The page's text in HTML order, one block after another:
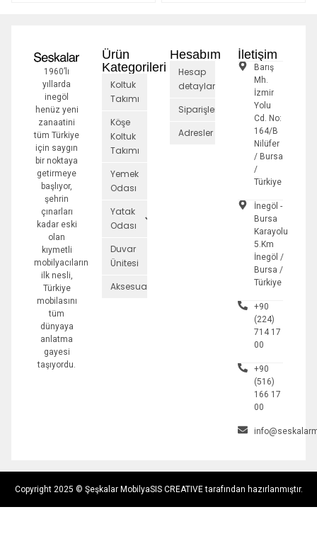
1960’lı
yıllarda
inegöl
henüz yeni
zanaatini
tüm Türkiye
için saygın
bir noktaya
getirmeye
başlıyor,
şehrin
çınarları
kadar eski
olan
kıymetli
mobilyacıların
ilk nesli,
Türkiye
mobilasını
tüm
dünyaya
anlatma
gayesi
taşıyordu.
Ürün
Kategorileri
Koltuk
Takımı
Köşe
Koltuk
Takımı
Yemek
Odası
Yatak
Odası
Duvar
Ünitesi
Aksesuarlar
Hesabım
Hesap
detayları
Siparişler
Adresler
İletişim
Barış
Mh.
İzmir
Yolu
Cd. No:
164/B
Nilüfer
/ Bursa
/
Türkiye
İnegöl -
Bursa
Karayolu
5.Km
İnegöl /
Bursa /
Türkiye
+90
(224)
714 17
00
+90
(516)
166 17
00
Copyright 2025 © Şeşkalar MobilyaSIS CREATIVE tarafından hazırlanmıştır.